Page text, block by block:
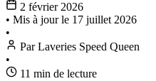
2 février 2026
• Mis à jour le 17 juillet 2026
•
Par Laveries Speed Queen
•
11 min de lecture